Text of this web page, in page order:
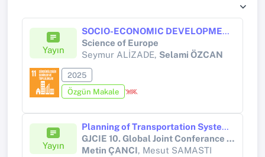
Yayın
SOCIO-ECONOMIC DEVELOPMENT TRAJECTORIES IN AZERBAIJAN: CURRENT TRENDS AND KEY CHALLENGES
Science of Europe
Seymur ALİZADE, Selami ÖZCAN
2025
Özgün Makale
Yayın
Planning of Transportation Systems in Smart Cities
GJCIE 10. Global Joint Conferance on Industrial Engineering and Its Apllication Areas
Metin ÇANCI, Mesut SAMASTI